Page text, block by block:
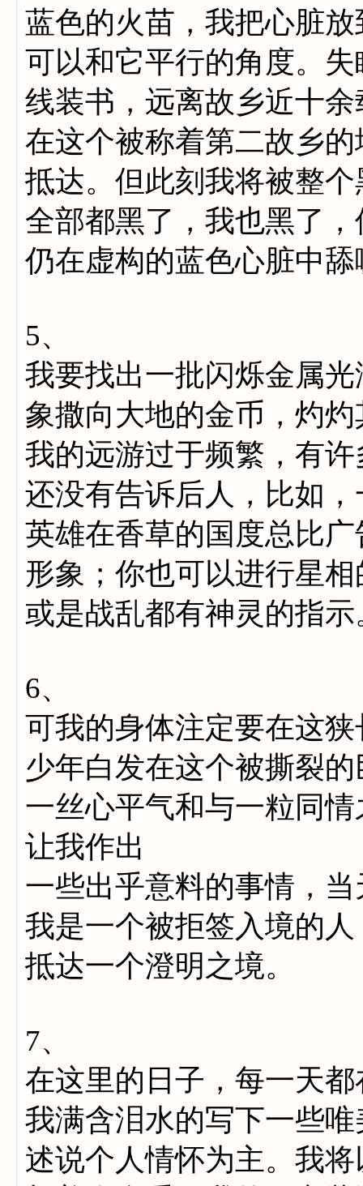
蓝色的火苗，我把心脏放
可以和它平行的角度。
线装书，远离故乡近十
在这个被称着第二故乡的
抵达。但此刻我将被整
全部都黑了，我也黑了
仍在虚构的蓝色心脏中舔
5、
我要找出一批闪烁金属
象撒向大地的金币，灼
我的远游过于频繁，有
还没有告诉后人，比如
英雄在香草的国度总比
形象；你也可以进行星
或是战乱都有神灵的指示
6、
可我的身体注定要在这
少年白发在这个被撕裂
一丝心平气和与一粒同
让我作出
一些出乎意料的事情，
我是一个被拒签入境的
抵达一个澄明之境。
7、
在这里的日子，每一天
我满含泪水的写下一些
述说个人情怀为主。我